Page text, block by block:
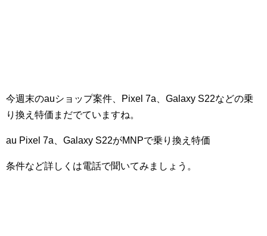
今週末のauショップ案件、Pixel 7a、Galaxy S22などの乗
り換え特価まだでていますね。
au Pixel 7a、Galaxy S22がMNPで乗り換え特価
条件など詳しくは電話で聞いてみましょう。